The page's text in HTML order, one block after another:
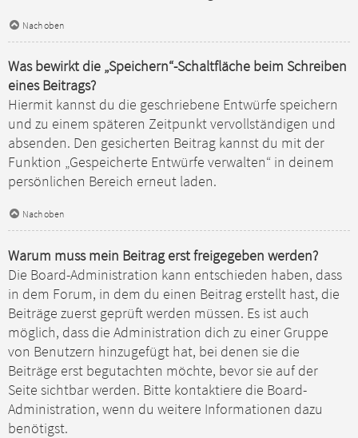
Nach oben
Was bewirkt die „Speichern“-Schaltfläche beim Schreiben
eines Beitrags?
Hiermit kannst du die geschriebene Entwürfe speichern
und zu einem späteren Zeitpunkt vervollständigen und
absenden. Den gesicherten Beitrag kannst du mit der
Funktion „Gespeicherte Entwürfe verwalten“ in deinem
persönlichen Bereich erneut laden.
Nach oben
Warum muss mein Beitrag erst freigegeben werden?
Die Board-Administration kann entschieden haben, dass
in dem Forum, in dem du einen Beitrag erstellt hast, die
Beiträge zuerst geprüft werden müssen. Es ist auch
möglich, dass die Administration dich zu einer Gruppe
von Benutzern hinzugefügt hat, bei denen sie die
Beiträge erst begutachten möchte, bevor sie auf der
Seite sichtbar werden. Bitte kontaktiere die Board-
Administration, wenn du weitere Informationen dazu
benötigst.